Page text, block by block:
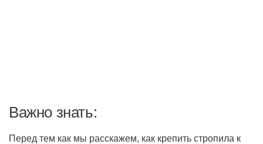
Важно знать:
Перед тем как мы расскажем, как крепить стропила к